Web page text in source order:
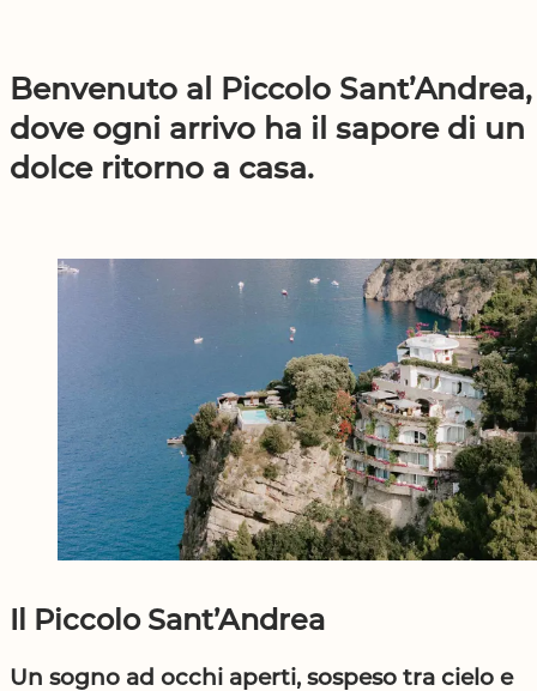
Benvenuto al Piccolo Sant’Andrea,
dove ogni arrivo ha il sapore di un
dolce ritorno a casa.
Il Piccolo Sant’Andrea
Un sogno ad occhi aperti, sospeso tra cielo e